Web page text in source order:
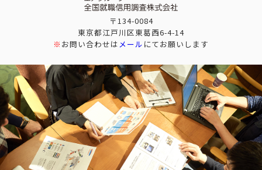
〒134-0084
東京都江戸川区東葛西6-4-14
※ お問い合わせは メール にてお願いします